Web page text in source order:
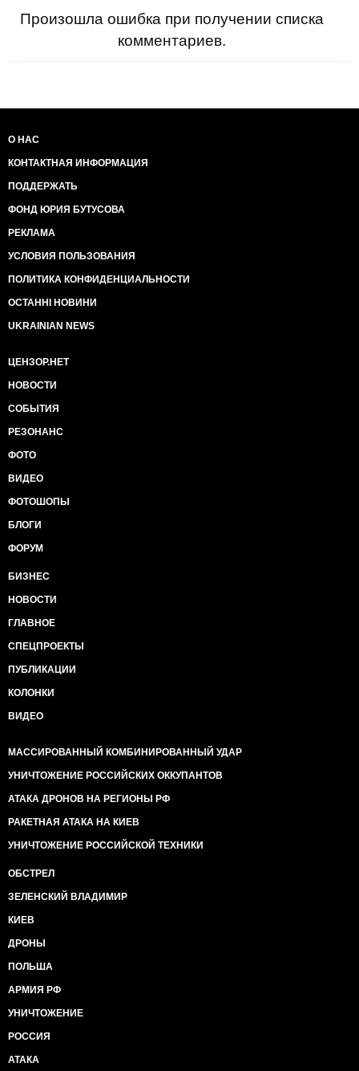
Произошла ошибка при получении списка
комментариев.
О НАС
КОНТАКТНАЯ ИНФОРМАЦИЯ
ПОДДЕРЖАТЬ
ФОНД ЮРИЯ БУТУСОВА
РЕКЛАМА
УСЛОВИЯ ПОЛЬЗОВАНИЯ
ПОЛИТИКА КОНФИДЕНЦИАЛЬНОСТИ
ОСТАННІ НОВИНИ
UKRAINIAN NEWS
ЦЕНЗОР.НЕТ
НОВОСТИ
СОБЫТИЯ
РЕЗОНАНС
ФОТО
ВИДЕО
ФОТОШОПЫ
БЛОГИ
ФОРУМ
БИЗНЕС
НОВОСТИ
ГЛАВНОЕ
СПЕЦПРОЕКТЫ
ПУБЛИКАЦИИ
КОЛОНКИ
ВИДЕО
МАССИРОВАННЫЙ КОМБИНИРОВАННЫЙ УДАР
УНИЧТОЖЕНИЕ РОССИЙСКИХ ОККУПАНТОВ
АТАКА ДРОНОВ НА РЕГИОНЫ РФ
РАКЕТНАЯ АТАКА НА КИЕВ
УНИЧТОЖЕНИЕ РОССИЙСКОЙ ТЕХНИКИ
ОБСТРЕЛ
ЗЕЛЕНСКИЙ ВЛАДИМИР
КИЕВ
ДРОНЫ
ПОЛЬША
АРМИЯ РФ
УНИЧТОЖЕНИЕ
РОССИЯ
АТАКА